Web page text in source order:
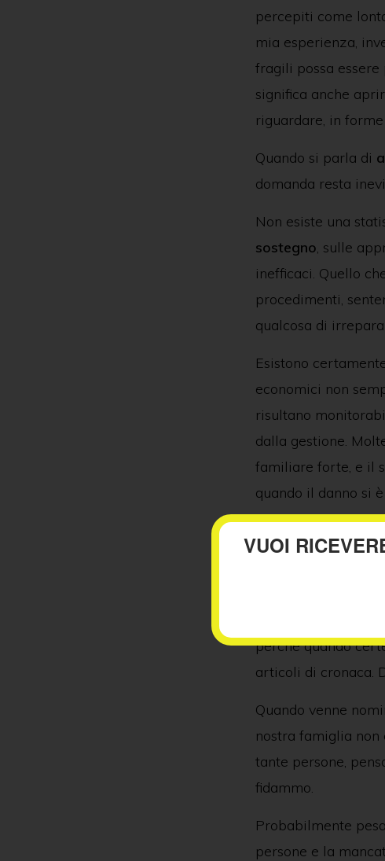
percepiti come
mia esperienza,
fragili possa
significa anche
riguardare, in
Quando si parla di
domanda resta
Non esiste una
sostegno, sulle
inefficaci. Quello
procedimenti,
qualcosa di
Esistono
economici non
risultano
dalla gestione.
familiare forte, e il
quando il danno si
Ed è proprio
sole.
Per molto tempo
vicenda che ha
perché quando
articoli di cronaca.
Quando venne
nostra famiglia non
tante persone,
fidammo.
Probabilmente
persone e la
VUOI